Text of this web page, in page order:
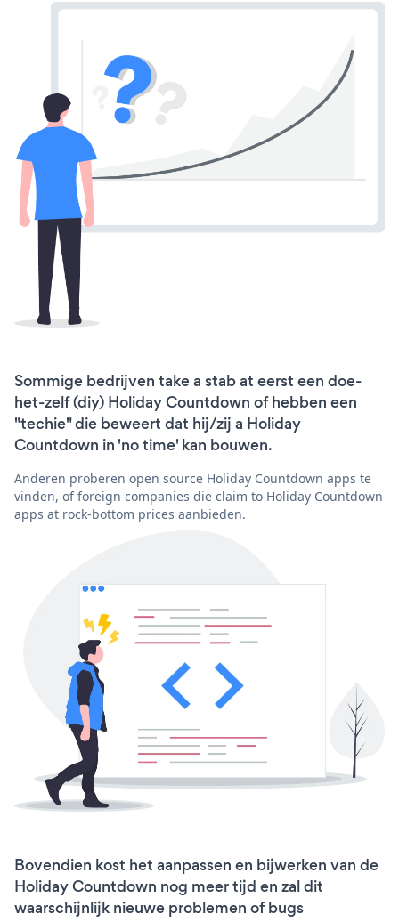
Sommige bedrijven take a stab at eerst een doe-
het-zelf (diy) Holiday Countdown of hebben een
"techie" die beweert dat hij/zij a Holiday
Countdown in 'no time' kan bouwen.
Anderen proberen open source Holiday Countdown apps te
vinden, of foreign companies die claim to Holiday Countdown
apps at rock-bottom prices aanbieden.
Bovendien kost het aanpassen en bijwerken van de
Holiday Countdown nog meer tijd en zal dit
waarschijnlijk nieuwe problemen of bugs